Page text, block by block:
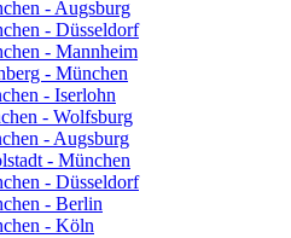
- Augsburg
- Düsseldorf
- Mannheim
- München
- Iserlohn
- Wolfsburg
- Augsburg
- München
- Düsseldorf
- Berlin
- Köln